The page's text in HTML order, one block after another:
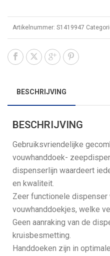
Artikelnummer: S1419947
BESCHRIJVING
BESCHRIJVING
Gebruiksvriendelijke
vouwhanddoek-
dispenserlijn waardeert
en kwaliteit.
Zeer functionele dispenser
vouwhanddoekjes, welke
Geen aanraking van de
kruisbesmetting.
Handdoeken zijn in